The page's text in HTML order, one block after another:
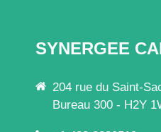
SYNERGEE
204 rue du Saint-
Bureau 300 - H2Y